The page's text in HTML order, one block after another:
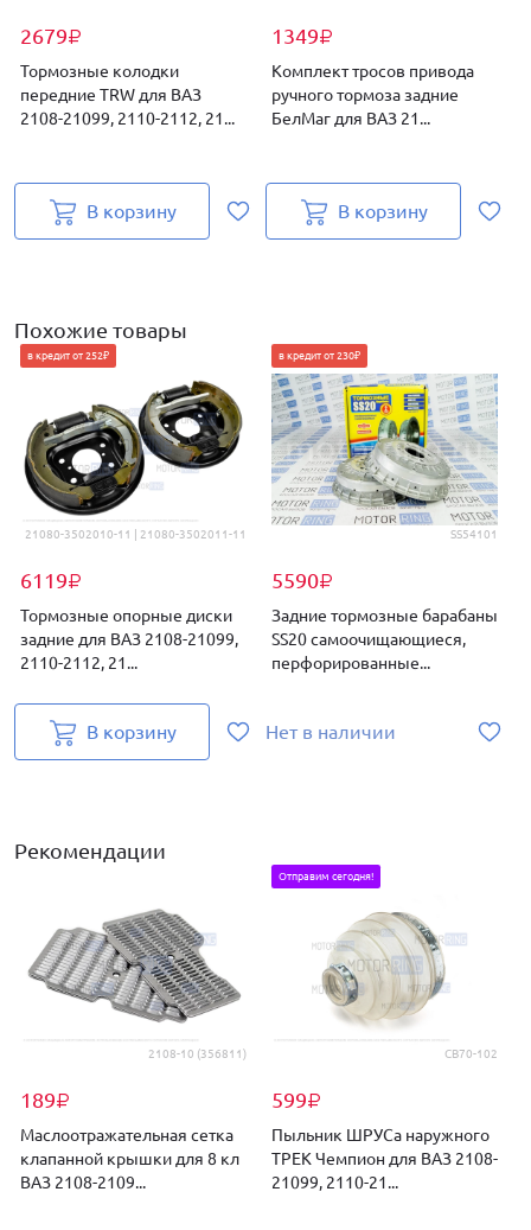
2679₽
Тормозные колодки
передние TRW для ВАЗ
2108-21099, 2110-2112, 21...
В корзину
1349₽
Комплект тросов привода
ручного тормоза задние
БелМаг для ВАЗ 21...
В корзину
Похожие товары
21080-3502010-11 | 21080-3502011-11
6119₽
в кредит от 252₽
Тормозные опорные диски
задние для ВАЗ 2108-21099,
2110-2112, 21...
В корзину
SS54101
5590₽
в кредит от 230₽
Задние тормозные барабаны
SS20 самоочищающиеся,
перфорированные...
Нет в наличии
Рекомендации
2108-10 (356811)
189₽
Маслоотражательная сетка
клапанной крышки для 8 кл
ВАЗ 2108-2109...
CB70-102
599₽
Отправим сегодня!
Пыльник ШРУСа наружного
ТРЕК Чемпион для ВАЗ 2108-
21099, 2110-21...